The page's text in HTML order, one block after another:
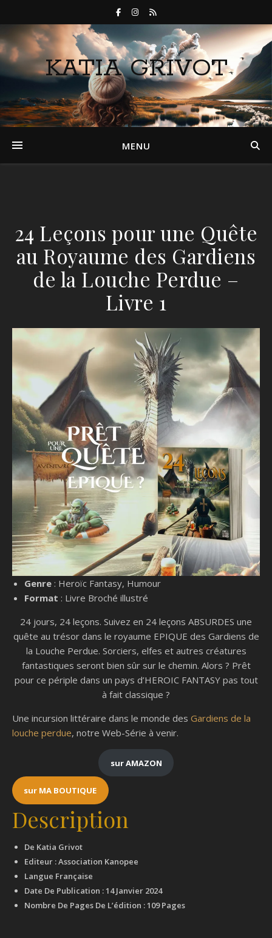
KATIA GRIVOT
MENU
24 Leçons pour une Quête
au Royaume des Gardiens
de la Louche Perdue –
Livre 1
Genre : Heroïc Fantasy, Humour
Format : Livre Broché illustré
24 jours, 24 leçons. Suivez en 24 leçons ABSURDES une
quête au trésor dans le royaume EPIQUE des Gardiens de
la Louche Perdue. Sorciers, elfes et autres créatures
fantastiques seront bien sûr sur le chemin. Alors ? Prêt
pour ce périple dans un pays d’HEROIC FANTASY pas tout
à fait classique ?
Une incursion littéraire dans le monde des Gardiens de la
louche perdue, notre Web-Série à venir.
sur AMAZON
sur MA BOUTIQUE
Description
De Katia Grivot
Editeur : Association Kanopee
Langue Française
Date De Publication : 14 Janvier 2024
Nombre De Pages De L’édition : 109 Pages